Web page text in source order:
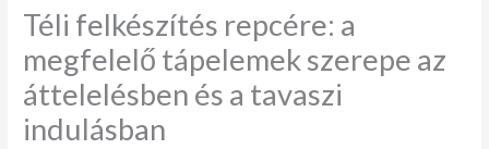
Téli felkészítés repcére: a
megfelelő tápelemek szerepe az
áttelelésben és a tavaszi
indulásban